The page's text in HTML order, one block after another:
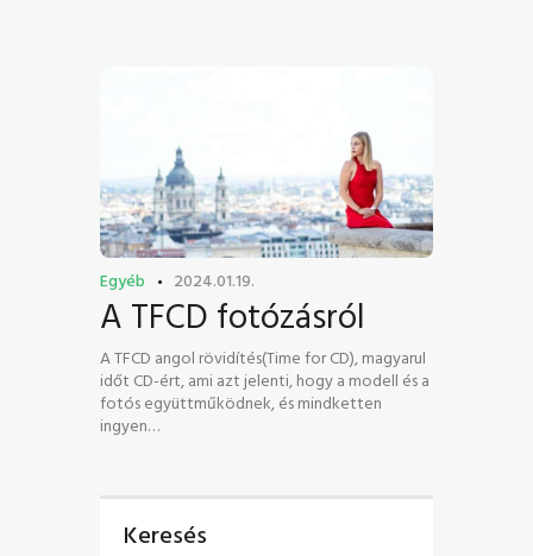
FŐOLDAL
SHOP
BLOG
FIÓKOM
KAPCSOLAT
SZOLGÁLTATÁS
Egyéb 2024.01.19.
A TFCD fotózásról
A TFCD angol rövidítés(Time for CD), magyarul
időt CD-ért, ami azt jelenti, hogy a modell és a
fotós együttműködnek, és mindketten
ingyen…
Keresés